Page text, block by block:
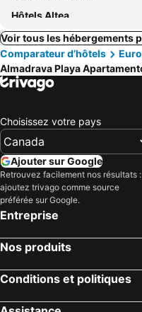
Hôtels Altea
Voir tous les hébergements
Comparateur d’hôtels
Almadrava Playa
Choisissez votre pays
Ajouter sur Google
Retrouvez facilement nos résultats :
ajoutez trivago comme source
préférée sur Google.
Entreprise
Nos produits
Conditions et politiques